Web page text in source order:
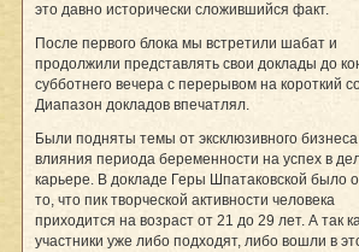
это давно исторически сложившийся факт.
После первого блока мы встретили шабат и
продолжили представлять свои доклады до
субботнего вечера с перерывом на короткий
Диапазон докладов впечатлял.
Были подняты темы от эксклюзивного
влияния периода беременности на успех в
карьере. В докладе Геры Шпатаковской было
то, что пик творческой активности человека
приходится на возраст от 21 до 29 лет. А так
участники уже либо подходят, либо вошли в